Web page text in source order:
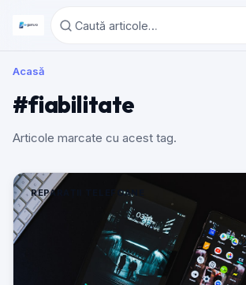
Acasă
#fiabilitate
Articole marcate cu acest tag.
REPARAȚII TELEFOANE